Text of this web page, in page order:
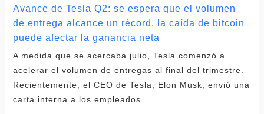
Avance de Tesla Q2: se espera que el volumen
de entrega alcance un récord, la caída de bitcoin
puede afectar la ganancia neta
A medida que se acercaba julio, Tesla comenzó a
acelerar el volumen de entregas al final del trimestre.
Recientemente, el CEO de Tesla, Elon Musk, envió una
carta interna a los empleados.